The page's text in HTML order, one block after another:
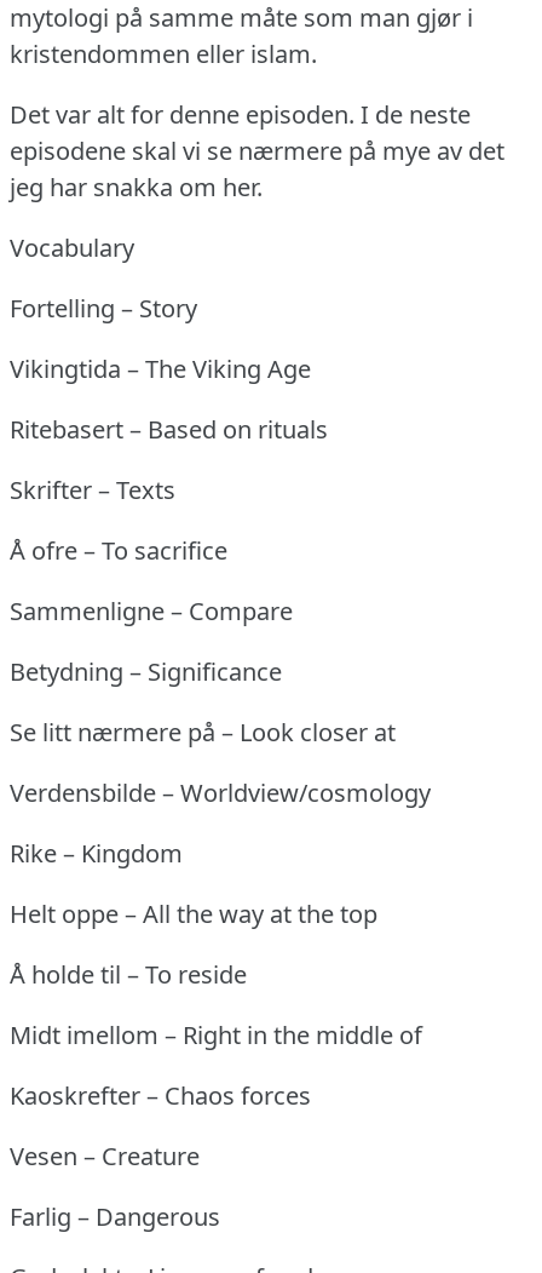
mytologi på samme måte som man gjør i
kristendommen eller islam.
Det var alt for denne episoden. I de neste
episodene skal vi se nærmere på mye av det
jeg har snakka om her.
Vocabulary
Fortelling – Story
Vikingtida – The Viking Age
Ritebasert – Based on rituals
Skrifter – Texts
Å ofre – To sacrifice
Sammenligne – Compare
Betydning – Significance
Se litt nærmere på – Look closer at
Verdensbilde – Worldview/cosmology
Rike – Kingdom
Helt oppe – All the way at the top
Å holde til – To reside
Midt imellom – Right in the middle of
Kaoskrefter – Chaos forces
Vesen – Creature
Farlig – Dangerous